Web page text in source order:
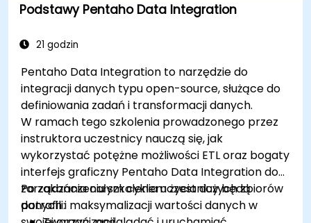
Podstawy Pentaho Data Integration
21 godzin
Pentaho Data Integration to narzędzie do
integracji danych typu open-source, służące do
definiowania zadań i transformacji danych.
W ramach tego szkolenia prowadzonego przez
instruktora uczestnicy nauczą się, jak
wykorzystać potężne możliwości ETL oraz bogaty
interfejs graficzny Pentaho Data Integration do
zarządzania całym cyklem życia dużych zbiorów
danych i maksymalizacji wartości danych w
Po zakończeniu szkolenia uczestnicy będą
potrafili: